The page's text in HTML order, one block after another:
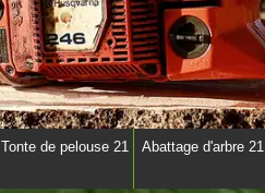
Tonte de pelouse 21 Abattage d'arbre 21